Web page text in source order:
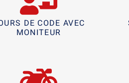
DE CODE AVEC
MONITEUR